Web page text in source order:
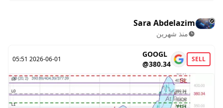
Sara Abdelazim
منذ شهرين
SELL
GOOGL
@380.34
2026-06-01 05:51